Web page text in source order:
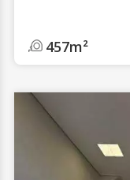
457m²